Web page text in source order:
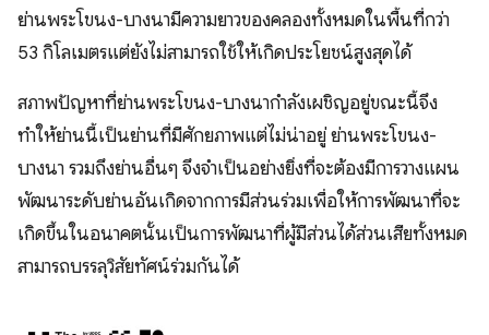
ย่านพระโขนง-บางนามีความยาวของคลองทั้งหมดในพื้นที่กว่า
53 กิโลเมตรแต่ยังไม่สามารถใช้ให้เกิดประโยชน์สูงสุดได้
​สภาพปัญหาที่ย่านพระโขนง-บางนากำลังเผชิญอยู่ขณะนี้จึง
ทำให้ย่านนี้เป็นย่านที่มีศักยภาพแต่ไม่น่าอยู่ ย่านพระโขนง-
บางนา รวมถึงย่านอื่นๆ จึงจำเป็นอย่างยิ่งที่จะต้องมีการวางแผน
พัฒนาระดับย่านอันเกิดจากการมีส่วนร่วมเพื่อให้การพัฒนาที่จะ
เกิดขึ้นในอนาคตนั้นเป็นการพัฒนาที่ผู้มีส่วนได้ส่วนเสียทั้งหมด
สามารถบรรลุวิสัยทัศน์ร่วมกันได้